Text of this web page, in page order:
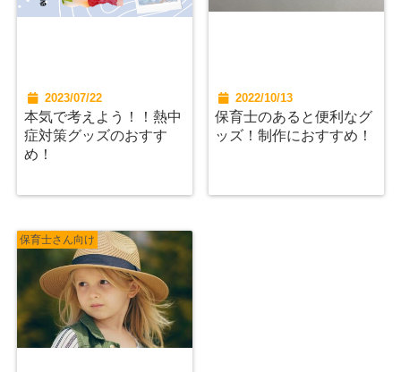
2023/07/22
本気で考えよう！！熱中
症対策グッズのおすす
め！
2022/10/13
保育士のあると便利なグ
ッズ！制作におすすめ！
保育士さん向け